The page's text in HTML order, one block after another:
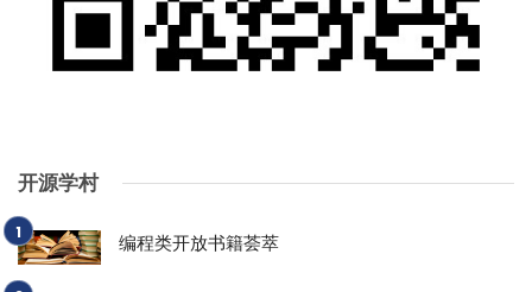
开源学村
编程类开放书籍荟萃